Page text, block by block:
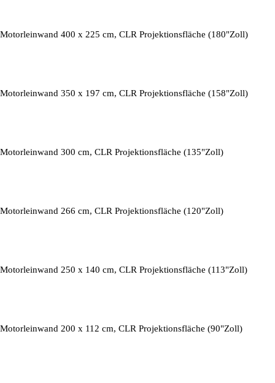
Motorleinwand 400 x 225 cm, CLR Projektionsfläche (180"Zoll)
Motorleinwand 350 x 197 cm, CLR Projektionsfläche (158"Zoll)
Motorleinwand 300 cm, CLR Projektionsfläche (135"Zoll)
Motorleinwand 266 cm, CLR Projektionsfläche (120"Zoll)
Motorleinwand 250 x 140 cm, CLR Projektionsfläche (113"Zoll)
Motorleinwand 200 x 112 cm, CLR Projektionsfläche (90"Zoll)